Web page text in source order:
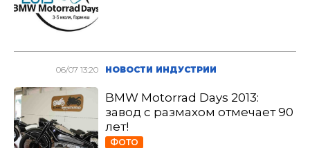
06/07 13:20 НОВОСТИ ИНДУСТРИИ
BMW Motorrad Days 2013:
завод с размахом отмечает 90
лет!
ФОТО